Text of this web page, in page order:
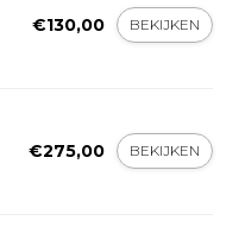
€130,00 BEKIJKEN
€275,00 BEKIJKEN